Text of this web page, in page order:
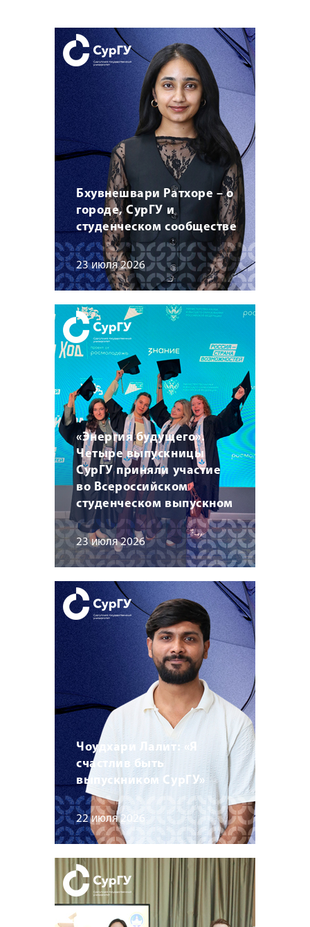
Бхувнешвари Ратхоре – о
городе, СурГУ и
студенческом сообществе
23 июля 2026
«Энергия будущего».
Четыре выпускницы
СурГУ приняли участие
во Всероссийском
студенческом выпускном
23 июля 2026
Чоудхари Лалит: «Я
счастлив быть
выпускником СурГУ»
22 июля 2026